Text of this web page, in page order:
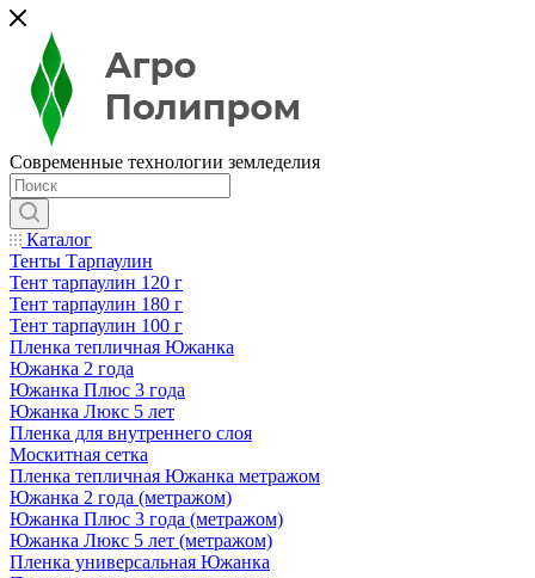
Современные технологии земледелия
Каталог
Тенты Тарпаулин
Тент тарпаулин 120 г
Тент тарпаулин 180 г
Тент тарпаулин 100 г
Пленка тепличная Южанка
Южанка 2 года
Южанка Плюс 3 года
Южанка Люкс 5 лет
Пленка для внутреннего слоя
Москитная сетка
Пленка тепличная Южанка метражом
Южанка 2 года (метражом)
Южанка Плюс 3 года (метражом)
Южанка Люкс 5 лет (метражом)
Пленка универсальная Южанка